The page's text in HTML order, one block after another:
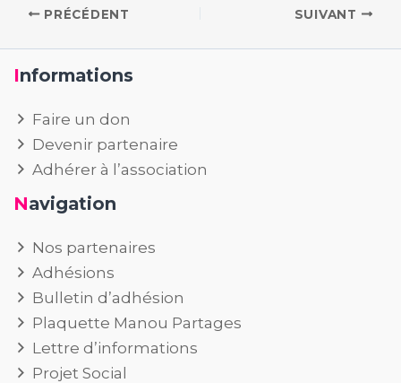
PRÉCÉDENT SUIVANT
Informations
Faire un don
Devenir partenaire
Adhérer à l’association
Navigation
Nos partenaires
Adhésions
Bulletin d’adhésion
Plaquette Manou Partages
Lettre d’informations
Projet Social